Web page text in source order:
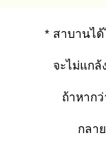
* สาบานไ
จะไม่แกล้
ถ้าหากว่
กลา